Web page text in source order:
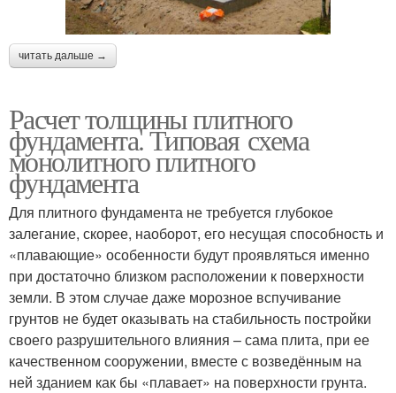
читать дальше →
Расчет толщины плитного
фундамента. Типовая схема
монолитного плитного
фундамента
Для плитного фундамента не требуется глубокое
залегание, скорее, наоборот, его несущая способность и
«плавающие» особенности будут проявляться именно
при достаточно близком расположении к поверхности
земли. В этом случае даже морозное вспучивание
грунтов не будет оказывать на стабильность постройки
своего разрушительного влияния – сама плита, при ее
качественном сооружении, вместе с возведённым на
ней зданием как бы «плавает» на поверхности грунта.